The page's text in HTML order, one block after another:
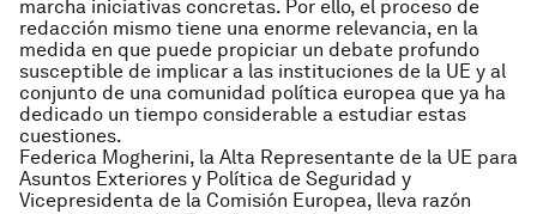
marcha iniciativas concretas. Por ello, el proceso de
redacción mismo tiene una enorme relevancia, en la
medida en que puede propiciar un debate profundo
susceptible de implicar a las instituciones de la UE y al
conjunto de una comunidad política europea que ya ha
dedicado un tiempo considerable a estudiar estas
cuestiones.
Federica Mogherini, la Alta Representante de la UE para
Asuntos Exteriores y Política de Seguridad y
Vicepresidenta de la Comisión Europea, lleva razón